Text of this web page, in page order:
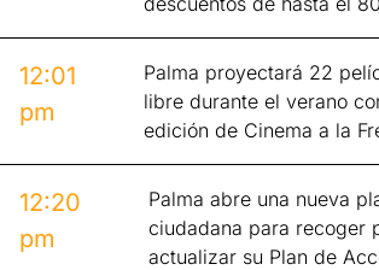
12:01
pm
Palma proyectará 22
libre durante el verano
edición de Cinema a la
12:20
pm
Palma abre una nueva
ciudadana para recoger
actualizar su Plan de